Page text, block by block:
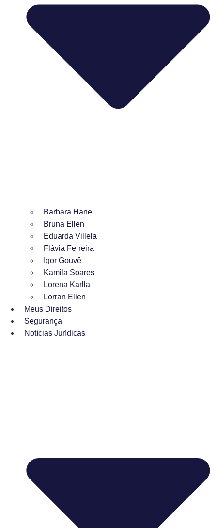
Barbara Hane
Bruna Ellen
Eduarda Villela
Flávia Ferreira
Igor Gouvê
Kamila Soares
Lorena Karlla
Lorran Ellen
Meus Direitos
Segurança
Notícias Jurídicas